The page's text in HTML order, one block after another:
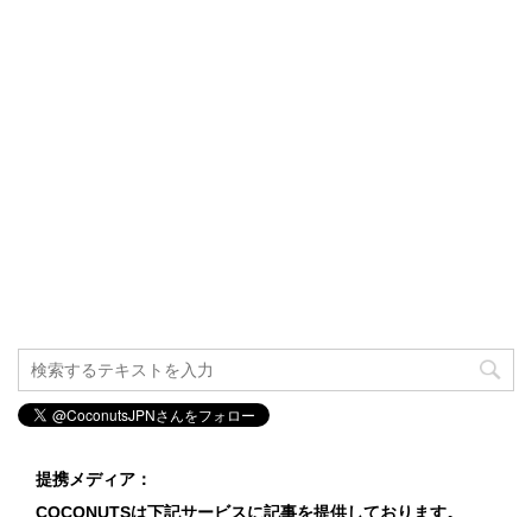
提携メディア：
COCONUTSは下記サービスに記事を提供しております。